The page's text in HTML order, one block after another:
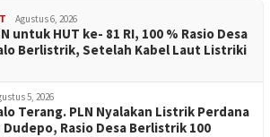
Agustus 6, 2026
untuk HUT ke- 81 RI, 100 % Rasio Desa
Berlistrik, Setelah Kabel Laut Listriki
5, 2026
Terang. PLN Nyalakan Listrik Perdana
Dudepo, Rasio Desa Berlistrik 100